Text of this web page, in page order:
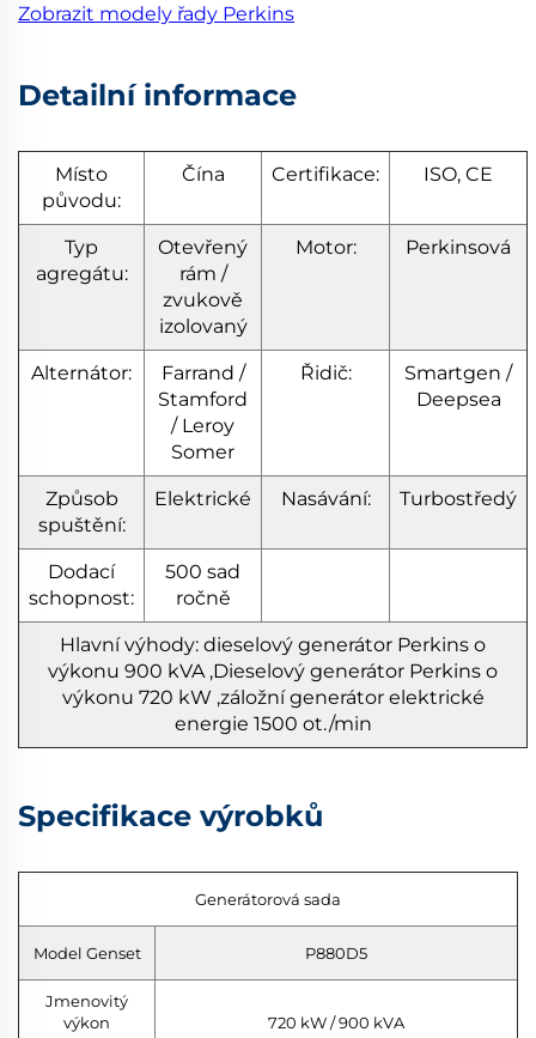
Zobrazit modely řady Perkins
Detailní informace
Místo
původu:
Čína Certifikace: ISO, CE
Typ
agregátu:
Otevřený
rám /
zvukově
izolovaný
Motor: Perkinsová
Alternátor:
Farrand /
Stamford
/ Leroy
Somer
Řidič:
Smartgen /
Deepsea
Způsob
spuštění:
Elektrické Nasávání: Turbostředý
Dodací
schopnost:
500 sad
ročně
Hlavní výhody: dieselový generátor Perkins o
výkonu 900 kVA ,Dieselový generátor Perkins o
výkonu 720 kW ,záložní generátor elektrické
energie 1500 ot./min
Specifikace výrobků
Generátorová sada
Model Genset P880D5
Jmenovitý
výkon
720 kW / 900 kVA